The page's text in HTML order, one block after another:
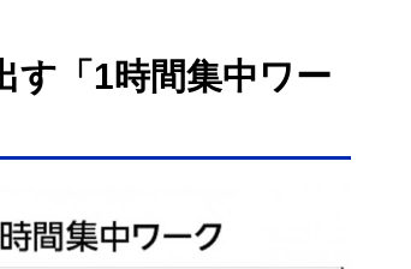
す「1時間集中ワー